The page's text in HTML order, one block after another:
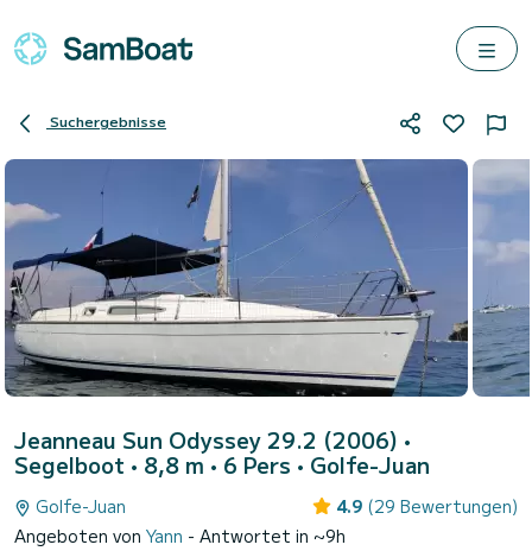
Suchergebnisse
Jeanneau Sun Odyssey 29.2 (2006) •
Segelboot • 8,8 m • 6 Pers • Golfe-Juan
Golfe-Juan 4.9 (29 Bewertungen)
Angeboten von Yann - Antwortet in ~9h